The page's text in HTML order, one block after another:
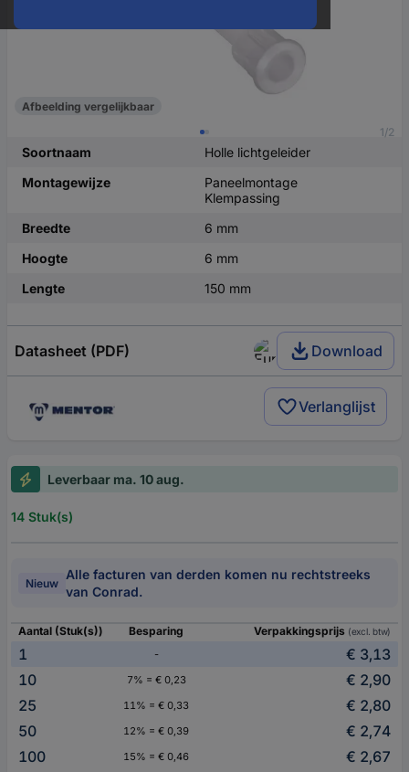
1/2
Afbeelding vergelijkbaar
Soortnaam
Holle lichtgeleider
Montagewijze
Paneelmontage
Klempassing
Breedte
6 mm
Hoogte
6 mm
Lengte
150 mm
Datasheet (PDF) Download
Verlanglijst
Leverbaar ma. 10 aug.
14 Stuk(s)
Nieuw
Alle facturen van derden komen nu rechtstreeks
van Conrad.
Aantal (Stuk(s)) Besparing Verpakkingsprijs (excl. btw)
1 -
€ 3,13
10
7% = € 0,23
€ 2,90
25
11% = € 0,33
€ 2,80
50
12% = € 0,39
€ 2,74
100
15% = € 0,46
€ 2,67